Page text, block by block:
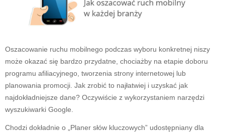
Oszacowanie ruchu mobilnego podczas wyboru konkretnej niszy
może okazać się bardzo przydatne, chociażby na etapie doboru
programu afiliacyjnego, tworzenia strony internetowej lub
planowania promocji. Jak zrobić to najłatwiej i uzyskać jak
najdokładniejsze dane? Oczywiście z wykorzystaniem narzędzi
wyszukiwarki Google.
Chodzi dokładnie o „Planer słów kluczowych” udostępniany dla